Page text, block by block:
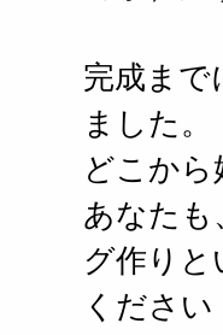
完成まで
ました。
どこか
あなたも
グ作り
くださ